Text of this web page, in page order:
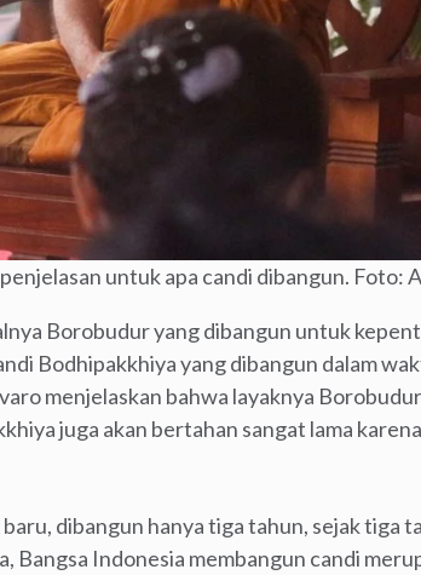
untuk apa candi dibangun. Foto:
Borobudur yang dibangun untuk
Bodhipakkhiya yang dibangun dalam
menjelaskan bahwa layaknya
juga akan bertahan sangat lama
dibangun hanya tiga tahun, sejak tiga
Bangsa Indonesia membangun candi